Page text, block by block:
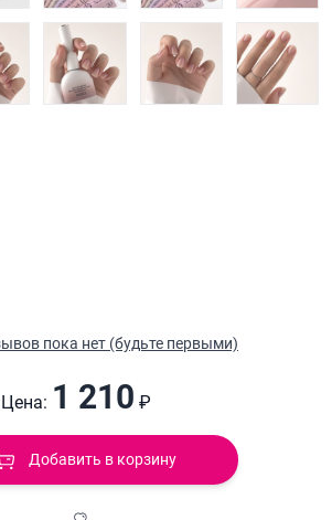
пока нет (будьте первыми)
Цена: 1 210 ₽
Добавить в корзину